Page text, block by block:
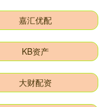
嘉汇优配
KB资产
大财配资